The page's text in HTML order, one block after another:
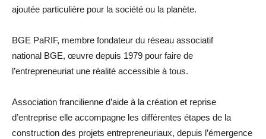
ajoutée particulière pour la société ou la planète.
BGE PaRIF, membre fondateur du réseau associatif
national BGE, œuvre depuis 1979 pour faire de
l’entrepreneuriat une réalité accessible à tous.
Association francilienne d’aide à la création et reprise
d’entreprise elle accompagne les différentes étapes de la
construction des projets entrepreneuriaux, depuis l’émergence